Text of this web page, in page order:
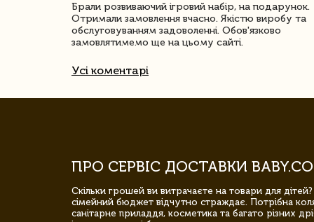
Брали розвиваючий ігровий набір, на подарунок.
Отримали замовлення вчасно. Якістю виробу та
обслуговуванням задоволенні. Обов'язково
замовлятимемо ще на цьому сайті.
Усі коментарі
ПРО СЕРВІС ДОСТАВКИ
Скільки грошей ви витрачаєте на товари для
сімейний бюджет відчутно страждає. Потрібна
санітарне приладдя, косметика та багато різних